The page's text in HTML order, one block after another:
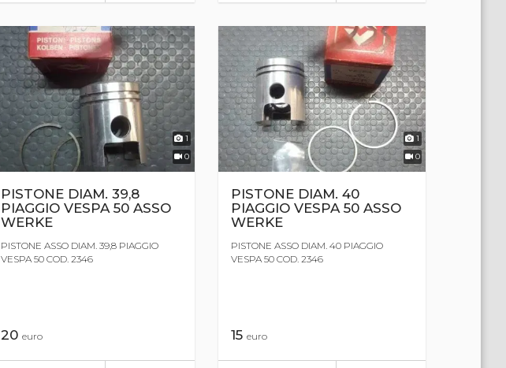
1
0
PISTONE DIAM. 39,8
PIAGGIO VESPA 50 ASSO
WERKE
PISTONE ASSO DIAM. 39,8 PIAGGIO
VESPA 50 COD. 2346
20 euro
1
0
PISTONE DIAM. 40
PIAGGIO VESPA 50 ASSO
WERKE
PISTONE ASSO DIAM. 40 PIAGGIO
VESPA 50 COD. 2346
15euro